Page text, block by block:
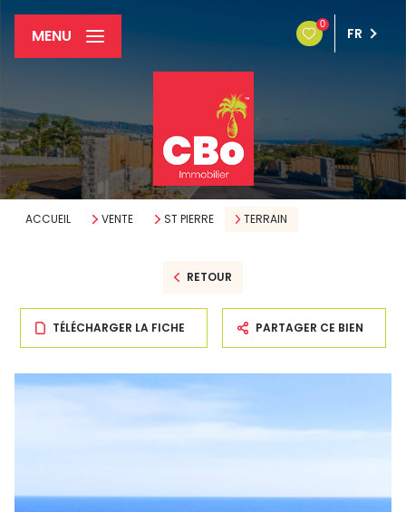
0
FR
MENU
ACCUEIL VENTE ST PIERRE TERRAIN
RETOUR
TÉLÉCHARGER LA FICHE PARTAGER CE BIEN